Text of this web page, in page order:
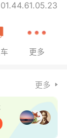
更多
更多